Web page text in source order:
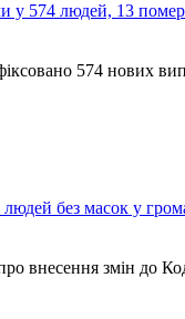
у 574 людей, 13
574 нових
без масок у
внесення змін до